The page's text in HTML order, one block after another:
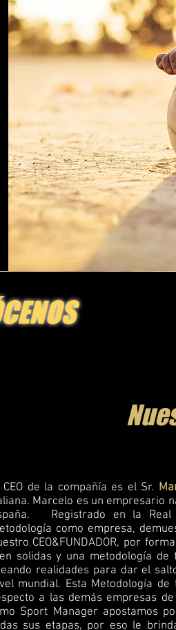
CEO de la compañía es el Sr.
Marcelo es un empresario
Registrado en la Real
como empresa,
CEO&FUNDADOR, por
solidas y una metodología
realidades para dar el
mundial. Esta Metodología
a las demás empresas
Sport Manager apostamos
sus etapas, por eso le